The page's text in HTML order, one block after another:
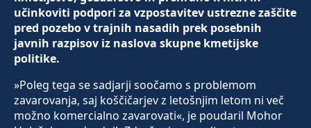
učinkoviti podpori za vzpostavitev ustrezne zaščite
pred pozebo v trajnih nasadih prek posebnih
javnih razpisov iz naslova skupne kmetijske
politike.
»Poleg tega se sadjarji soočamo s problemom
zavarovanja, saj koščičarjev z letošnjim letom ni več
možno komercialno zavarovati«, je poudaril Mohor